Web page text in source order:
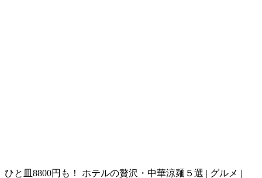
ひと皿8800円も！ ホテルの贅沢・中華涼麺５選 | グルメ |